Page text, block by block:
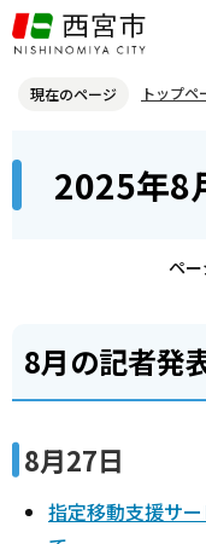
こ
の
ジ
先
現在のページ トップペ
こ
2025年8
ペ
8月の記者発
8月27日
指定移動支援サ